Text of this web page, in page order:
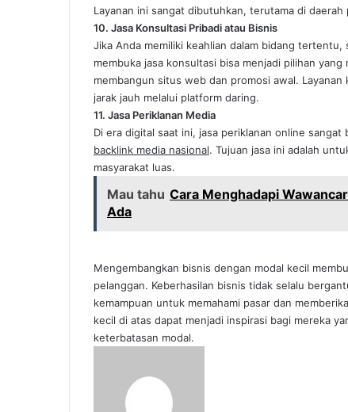
Layanan ini sangat dibutuhkan, terutama di daerah
10. Jasa Konsultasi Pribadi atau Bisnis
Jika Anda memiliki keahlian dalam bidang
membuka jasa konsultasi bisa menjadi pilihan
membangun situs web dan promosi awal.
jarak jauh melalui platform daring.
11. Jasa Periklanan Media
Di era digital saat ini, jasa periklanan online
backlink media nasional. Tujuan jasa ini adalah
masyarakat luas.
Mau tahu Cara Menghadapi
Ada
Mengembangkan bisnis dengan modal kecil
pelanggan. Keberhasilan bisnis tidak selalu
kemampuan untuk memahami pasar dan
kecil di atas dapat menjadi inspirasi bagi mereka
keterbatasan modal.